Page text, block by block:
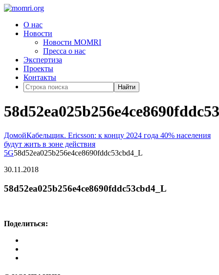
О нас
Новости
Новости MOMRI
Пресса о нас
Экспертиза
Проекты
Контакты
Найти
ДомойКабельщик. Ericsson: к концу 2024 года 40% населения
будут жить в зоне действия
5G58d52ea025b256e4ce8690fddc53cbd4_L
30.11.2018
58d52ea025b256e4ce8690fddc53cbd4_L
Поделиться: